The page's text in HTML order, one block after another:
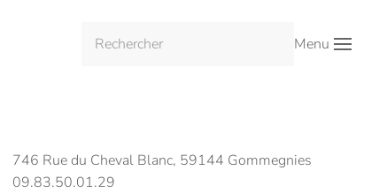
Menu
746 Rue du Cheval Blanc, 59144 Gommegnies
09.83.50.01.29